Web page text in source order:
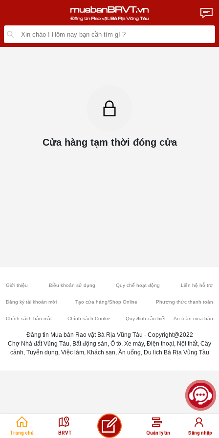
Cửa hàng tạm thời đóng cửa
Trang chủ BRVT Quản lý tin Đăng nhập
Giới thiệu Điều khoản sử dụng Quy chế hoạt động Liên hệ hỗ trợ
Đăng ký tài khoản mới Tạo cửa hàng/Shop Online Phương thức thanh toán
Chính sách bảo mật Chính sách Cookie Quy định cần biết An toàn mua bán
Đăng tin Mua bán Rao vặt Bà Rịa Vũng Tàu - Copyright@2022
Chợ Nhà đất Vũng Tàu, Bất động sản, Ô tô, Xe máy, Điện thoại, Nội thất, Cây
cảnh, Tuyển dụng, Việc làm, Khách sạn, Ăn uống, Du lịch Bà Rịa Vũng Tàu